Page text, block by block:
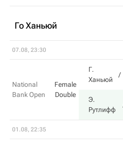
Го Ханьюй
07.08, 23:30
National
Bank Open
Female
Double
Г.
Ханьюй
Э.
Рутлифф
01.08, 22:35